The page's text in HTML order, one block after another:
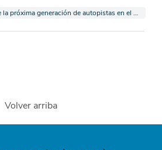
también etiquetados como
generación de autopistas en el Área de la Bahía
Volver arriba